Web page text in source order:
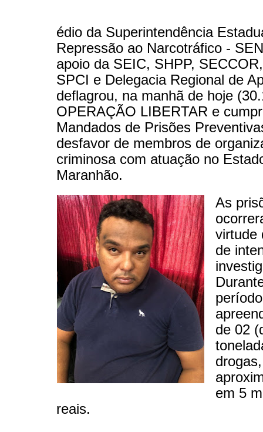
édio da Superintendência
Repressão ao Narcotráfico -
apoio da SEIC, SHPP,
SPCI e Delegacia Regional de
deflagrou, na manhã de hoje
OPERAÇÃO LIBERTAR e
Mandados de Prisões
desfavor de membros de
criminosa com atuação no
Maranhão.
As
virtude
de
de 02
em 5
reais.